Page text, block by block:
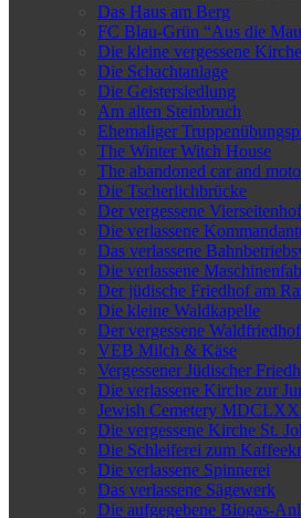
Das Haus am Berg
FC Blau-Grün “Aus die
Die kleine vergessene Kirche
Die Schachtanlage
Die Geistersiedlung
Am alten Steinbruch
Ehemaliger
The Winter Witch House
The abandoned car and
Die Tscherlichbrücke
Der vergessene Vierseitenhof
Die verlassene
Das verlassene
Die verlassene
Der jüdische Friedhof am
Die kleine Waldkapelle
Der vergessene Waldfriedhof
VEB Milch & Käse
Vergessener Jüdischer
Die verlassene Kirche zur
Jewish Cemetery
Die vergessene Kirche St.
Die Schleiferei zum
Die verlassene Spinnerei
Das verlassene Sägewerk
Die aufgegebene Biogas-